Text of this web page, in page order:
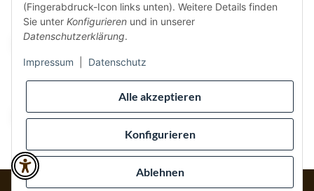
Alle akzeptieren
Konfigurieren
Ablehnen
(Fingerabdruck-Icon links unten). Weitere Details finden
Sie unter Konfigurieren und in unserer
Datenschutzerklärung.
Impressum Datenschutz
Sicher bezahlen via:
Wir versenden via:
* Alle Preise inkl. gesetzlicher USt., inkl.Versand